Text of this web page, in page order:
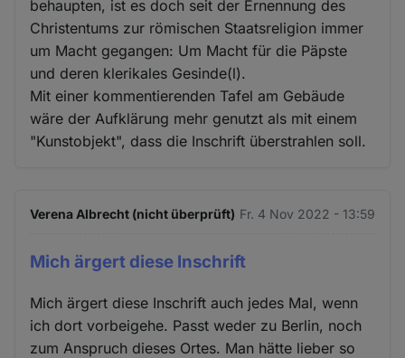
behaupten, ist es doch seit der Ernennung des
Christentums zur römischen Staatsreligion immer
um Macht gegangen: Um Macht für die Päpste
und deren klerikales Gesinde(l).
Mit einer kommentierenden Tafel am Gebäude
wäre der Aufklärung mehr genutzt als mit einem
"Kunstobjekt", dass die Inschrift überstrahlen soll.
Verena Albrecht (nicht überprüft) Fr. 4 Nov 2022 - 13:59
Mich ärgert diese Inschrift
Mich ärgert diese Inschrift auch jedes Mal, wenn
ich dort vorbeigehe. Passt weder zu Berlin, noch
zum Anspruch dieses Ortes. Man hätte lieber so